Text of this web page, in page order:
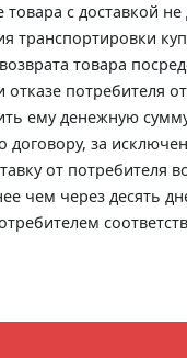
с доставкой
транспортировки
товара
потребителя
ему денежную
договору, за
от потребителя
чем через десять